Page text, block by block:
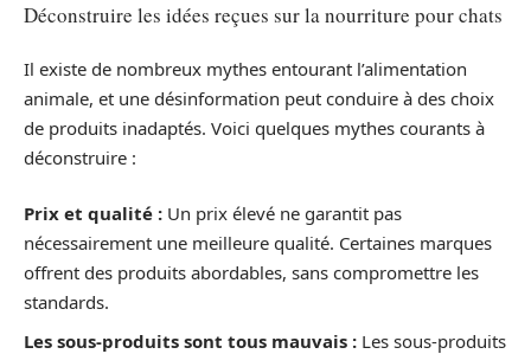
Déconstruire les idées reçues sur la nourriture pour chats
Il existe de nombreux mythes entourant l’alimentation
animale, et une désinformation peut conduire à des choix
de produits inadaptés. Voici quelques mythes courants à
déconstruire :
Prix et qualité : Un prix élevé ne garantit pas
nécessairement une meilleure qualité. Certaines marques
offrent des produits abordables, sans compromettre les
standards.
Les sous-produits sont tous mauvais : Les sous-produits